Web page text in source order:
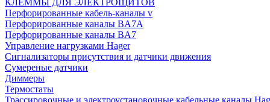
КЛЕММЫ ДЛЯ ЭЛЕКТРОЩИТОВ
Перфорированные кабель-каналы v
Перфорированные каналы BA7A
Перфорированные каналы BA7
Управление нагрузками Hager
Сигнализаторы присутствия и датчики движения
Сумереные датчики
Диммеры
Термостаты
Трассировочные и электроустановочные кабельные каналы